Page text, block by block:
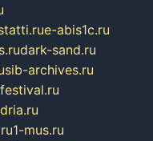
e-abis1c.ru
dark-sand.ru
sib-archives.ru
1-mus.ru